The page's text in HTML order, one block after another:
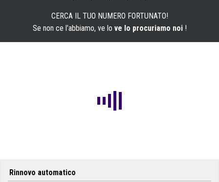
CERCA IL TUO NUMERO FORTUNATO!
Se non ce l'abbiamo, ve lo ve lo procuriamo noi!
Rinnovo automatico